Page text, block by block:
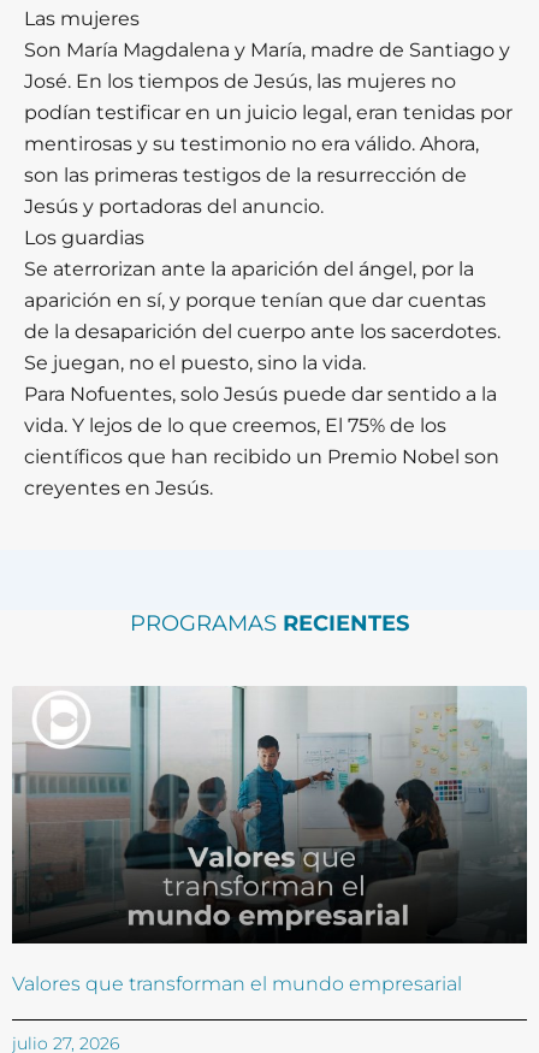
Las mujeres
Son María Magdalena y María, madre de Santiago y
José. En los tiempos de Jesús, las mujeres no
podían testificar en un juicio legal, eran tenidas por
mentirosas y su testimonio no era válido. Ahora,
son las primeras testigos de la resurrección de
Jesús y portadoras del anuncio.
Los guardias
Se aterrorizan ante la aparición del ángel, por la
aparición en sí, y porque tenían que dar cuentas
de la desaparición del cuerpo ante los sacerdotes.
Se juegan, no el puesto, sino la vida.
Para Nofuentes, solo Jesús puede dar sentido a la
vida. Y lejos de lo que creemos, El 75% de los
científicos que han recibido un Premio Nobel son
creyentes en Jesús.
PROGRAMAS RECIENTES
Valores que transforman el mundo empresarial
julio 27, 2026